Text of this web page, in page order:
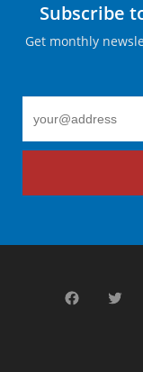
Subscribe
Get monthly